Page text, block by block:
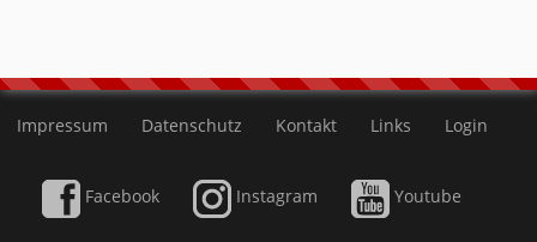
Impressum Datenschutz Kontakt Links Login
Facebook Instagram Youtube